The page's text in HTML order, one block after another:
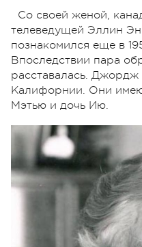
Со своей женой,
телеведущей Эллин
познакомился еще в
Впоследствии пара
расставалась.
Калифорнии. Они
Мэтью и дочь Ию.